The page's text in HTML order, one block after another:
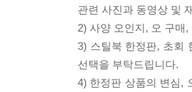
관련 사진과 동영상 및
2) 사양 오인지, 오 구매
3) 스틸북 한정판, 초회
선택을 부탁드립니다.
4) 한정판 상품의 변심,